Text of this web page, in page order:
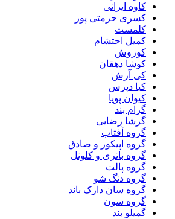
کاوه ایرانی
کسری حرمتی پور
کلمست
کمیل احتشام
کوروش
کوشا دهقان
کی آرش
کیا دپرس
کیوان پویا
گرام بند
گرشا رضایی
گروه آفتاب
گروه اپیکور و صادق
گروه باتری و کلونل
گروه پالت
گروه دنگ شو
گروه سان دارک باند
گروه سون
گمیلو بند